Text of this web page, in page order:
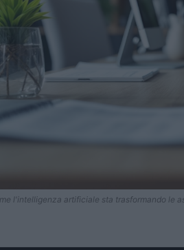
l'intelligenza artificiale sta trasformando le